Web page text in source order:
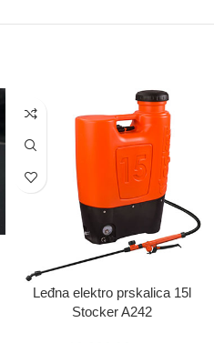
Leđna elektro prskalica 15l
Stocker A242